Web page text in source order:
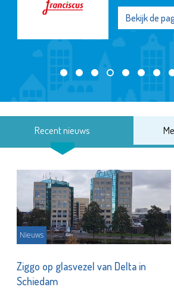
Bekijk de
Recent nieuws
Nieuws
Ziggo op glasvezel van Delta in
Schiedam